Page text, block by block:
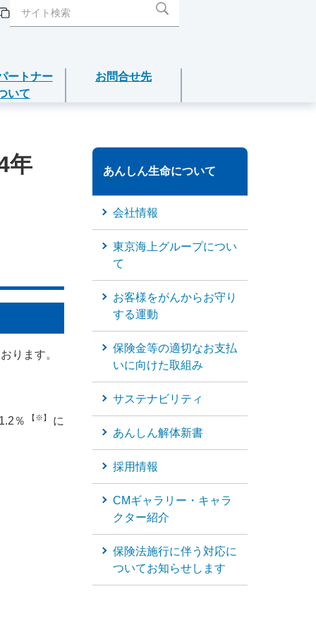
介護年金保険
年ごと利差配当付こども保険
個人年金保険
ートナー
いて
お問合せ先
年
ります。
％ 【※】
に
あんしん生命について
会社情報
東京海上グループについ
て
お客様をがんからお守り
する運動
保険金等の適切なお支払
いに向けた取組み
サステナビリティ
あんしん解体新書
採用情報
CMギャラリー・キャラ
クター紹介
保険法施行に伴う対応に
ついてお知らせします